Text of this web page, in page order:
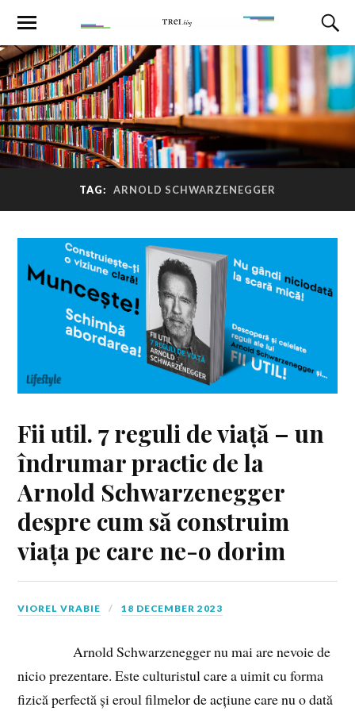
TAG: ARNOLD SCHWARZENEGGER
Fii util. 7 reguli de viață – un
îndrumar practic de la
Arnold Schwarzenegger
despre cum să construim
viața pe care ne-o dorim
VIOREL VRABIE 18 DECEMBER 2023
Arnold Schwarzenegger nu mai are nevoie de
nicio prezentare. Este culturistul care a uimit cu forma
fizică perfectă și eroul filmelor de acțiune care nu o dată